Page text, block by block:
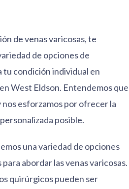
de venas varicosas, te
de opciones de
condición individual en
West Eldson. Entendemos que
nos esforzamos por ofrecer la
posible.
una variedad de opciones
abordar las venas varicosas.
quirúrgicos pueden ser